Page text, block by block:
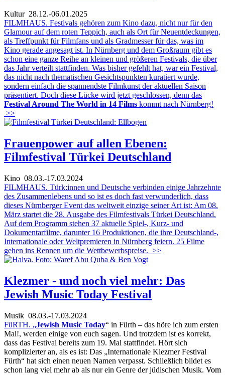
Kultur28.12.-06.01.2025
FILMHAUS. Festivals gehören zum Kino dazu, nicht nur für den
Glamour auf dem roten Teppich, auch als Ort für Neuentdeckungen,
als Treffpunkt für Filmfans und als Gradmesser für das, was im
Kino gerade angesagt ist. In Nürnberg und dem Großraum gibt es
schon eine ganze Reihe an kleinen und größeren Festivals, die über
das Jahr verteilt stattfinden. Was bisher gefehlt hat, war ein Festival,
das nicht nach thematischen Gesichtspunkten kuratiert wurde,
sondern einfach die spannendste Filmkunst der aktuellen Saison
präsentiert. Doch diese Lücke wird jetzt geschlossen, denn das
Festival Around The World in 14 Films kommt nach Nürnberg!
>>
Frauenpower auf allen Ebenen:
Filmfestival Türkei Deutschland
Kino 08.03.-17.03.2024
FILMHAUS. Türk:innen und Deutsche verbinden einige Jahrzehnte
des Zusammenlebens und so ist es doch fast verwunderlich, dass
dieses Nürnberger Event das weltweit einzige seiner Art ist: Am 08.
März startet die 28. Ausgabe des Filmfestivals Türkei Deutschland.
Auf dem Programm stehen 37 aktuelle Spiel-, Kurz- und
Dokumentarfilme, darunter 16 Produktionen, die ihre Deutschland-,
Internationale oder Weltpremieren in Nürnberg feiern. 25 Filme
gehen ins Rennen um die Wettbewerbspreise. >>
Klezmer - und noch viel mehr: Das
Jewish Music Today Festival
Musik 08.03.-17.03.2024
FüRTH. „Jewish Music Today“ in Fürth – das höre ich zum ersten
Mal!, werden einige von euch sagen. Und trotzdem ist es korrekt,
dass das Festival bereits zum 19. Mal stattfindet. Hört sich
komplizierter an, als es ist: Das „Internationale Klezmer Festival
Fürth“ hat sich einen neuen Namen verpasst. Schließlich bildet es
schon lang viel mehr ab als nur ein Genre der jüdischen Musik. Vom